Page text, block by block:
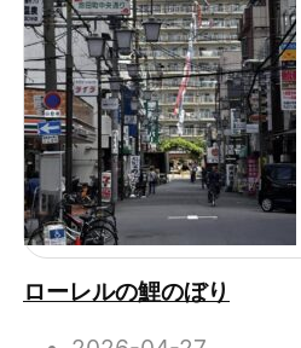
ローレルの鯉のぼり